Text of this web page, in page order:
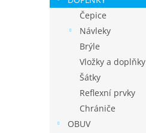
Čepice
Návleky
Brýle
Vložky a doplňky
Šátky
Reflexní prvky
Chrániče
OBUV